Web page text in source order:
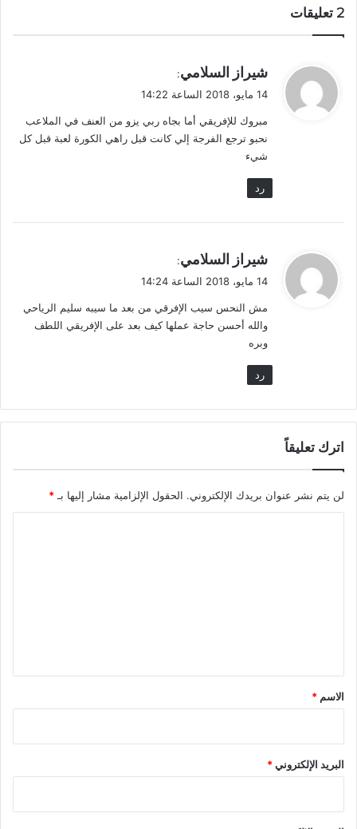
‫2 تعليقات
ي
ق
ل
شيراز السلامي:
14 مايو، 2018 الساعة 14:22
مبروك للإفريقي أما بجاه ربي يزو من العنف في الملاعب
نحبو ترجع الفرجة إلي كانت قبل راهي الكورة لعبة قبل كل
شيء
رد
ي
ق
ل
شيراز السلامي:
14 مايو، 2018 الساعة 14:24
مش النحس سيب الإفرقي من بعد ما سيبه سليم الرياحي
والله أحسن حاجة عملها كيف بعد على الإفريقي اللطف
وبره
رد
اترك تعليقاً
لن يتم نشر عنوان بريدك الإلكتروني. الحقول الإلزامية مشار إليها بـ*
*
الاسم *
البريد الإلكتروني*